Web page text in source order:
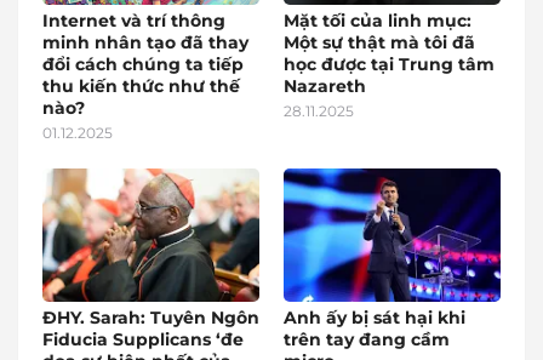
Internet và trí thông
minh nhân tạo đã thay
đổi cách chúng ta tiếp
thu kiến thức như thế
nào?
01.12.2025
Mặt tối của linh mục:
Một sự thật mà tôi đã
học được tại Trung tâm
Nazareth
28.11.2025
ĐHY. Sarah: Tuyên Ngôn
Fiducia Supplicans ‘đe
Anh ấy bị sát hại khi
trên tay đang cầm